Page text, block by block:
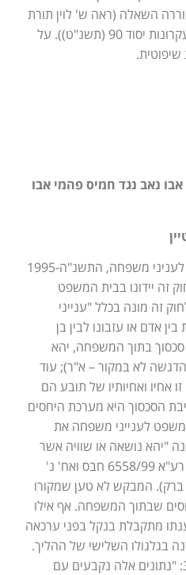
השאלה (ראה ש' לוין תורת
הפרוצדורה האזרחית: מבוא ועקרונות יסוד 90 (תשנ"ט)). על
שיפוטית.
פהמי אבו נאב נגד חמיס פהמי אבו
סעיף 3(א) לחוק בית המשפט לעניני משפחה, התשנ"ה-1995
זה יידונו בבית המשפט
משפחה". סעיף 1(2) לחוק זה מונה בכלל "ענייני
אדם או עזבונו לבין בן
בתוך המשפחה, יהא
לא במקור – א"ר); עוד
אחיו ואחיותיו של תובע הם
הסכסוך היא מערכת היחסים
לענייני משפחה את
"יהא נושאה או שוויה אשר
יהא" (על פרשנות הסעיף ראו רע"א 6558/99 חבס ואח' נ'
337, הנשיא ברק). המבקש לא טען שמקורו
שבתוך המשפחה. אף אילו
מתקבלת בנקל בפני ערכאה
בגלגולו השלישי של ההליך.
ראו פרשת חבס עמ' 346-345: "נתונים אלה נקבעים עם